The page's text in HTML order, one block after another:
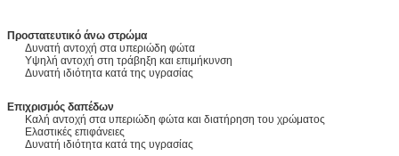
Προστατευτικό άνω στρώμα
Δυνατή αντοχή στα υπεριώδη φώτα
Υψηλή αντοχή στη τράβηξη και επιμήκυνση
Δυνατή ιδιότητα κατά της υγρασίας
Επιχρισμός δαπέδων
Καλή αντοχή στα υπεριώδη φώτα και διατήρηση του χρώματος
Ελαστικές επιφάνειες
Δυνατή ιδιότητα κατά της υγρασίας